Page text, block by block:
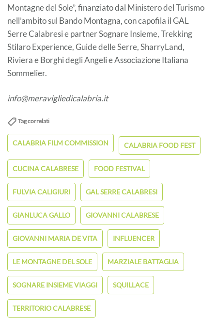
Montagne del Sole”, finanziato dal Ministero del Turismo
nell’ambito sul Bando Montagna, con capofila il GAL
Serre Calabresi e partner Sognare Insieme, Trekking
Stilaro Experience, Guide delle Serre, SharryLand,
Riviera e Borghi degli Angeli e Associazione Italiana
Sommelier.
info@meravigliedicalabria.it
Tag correlati
CALABRIA FILM COMMISSION CALABRIA FOOD FEST
CUCINA CALABRESE FOOD FESTIVAL
FULVIA CALIGIURI GAL SERRE CALABRESI
GIANLUCA GALLO GIOVANNI CALABRESE
GIOVANNI MARIA DE VITA INFLUENCER
LE MONTAGNE DEL SOLE MARZIALE BATTAGLIA
SOGNARE INSIEME VIAGGI SQUILLACE
TERRITORIO CALABRESE